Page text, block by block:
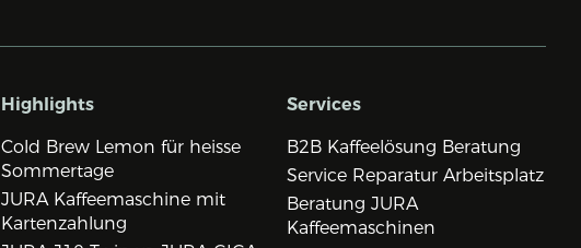
Highlights
Cold Brew Lemon für heisse
Sommertage
JURA Kaffeemaschine mit
Kartenzahlung
Services
B2B Kaffeelösung Beratung
Service Reparatur Arbeitsplatz
Beratung JURA
Kaffeemaschinen